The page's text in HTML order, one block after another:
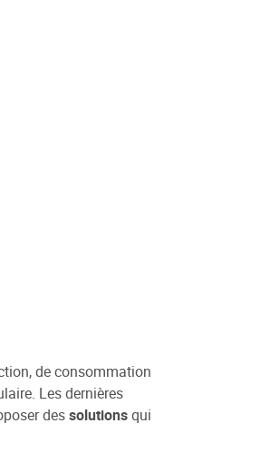
de consommation
Les dernières
dessolutionsqui